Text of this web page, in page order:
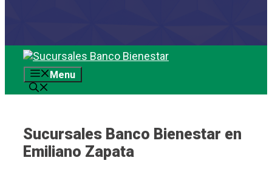
Saltar
contenidoMenu
Sucursales Banco Bienestar en
Emiliano Zapata